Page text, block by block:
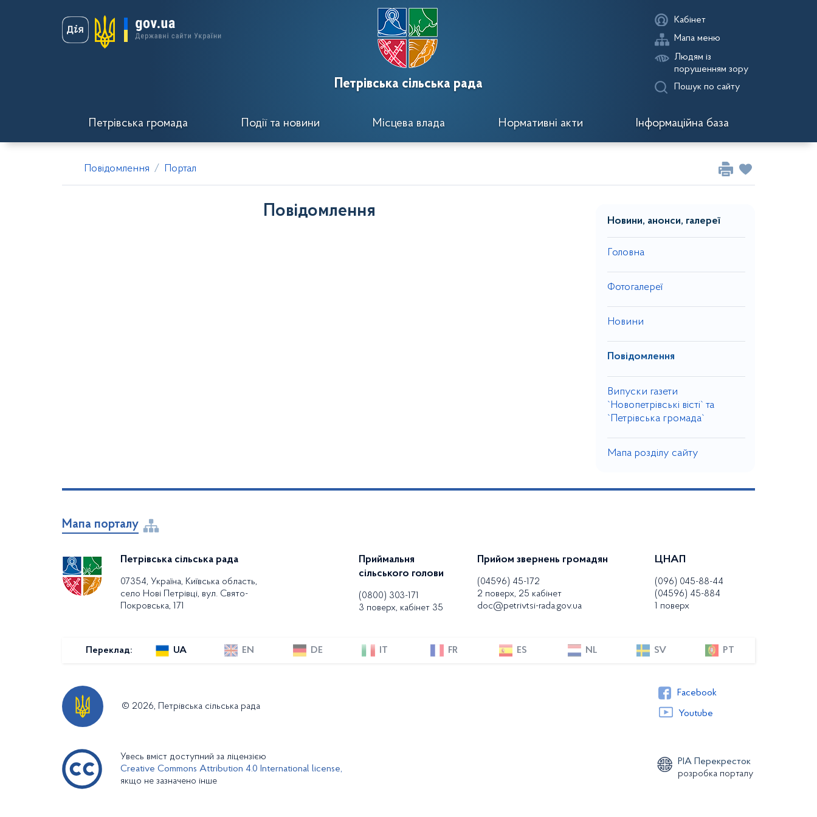
Петрівська сільська рада
Кабінет
Мапа меню
Людям із
порушенням зору
Пошук по сайту
Петрівська громада Події та новини Місцева влада Нормативні акти Інформаційна база
Повідомлення Портал
Повідомлення
Новини, анонси, галереї
Головна
Фотогалереї
Новини
Повідомлення
Випуски газети
`Новопетрівські вісті` та
`Петрівська громада`
Мапа розділу сайту
Мапа порталу
Петрівська сільська рада
07354, Україна, Київська область,
село Нові Петрівці, вул. Свято-
Покровська, 171
Приймальня
сільського голови
(0800) 303-171
3 поверх, кабінет 35
Прийом звернень громадян
(04596) 45-172
2 поверх, 25 кабінет
doc@petrivtsi-rada.gov.ua
ЦНАП
(096) 045-88-44
(04596) 45-884
1 поверх
Переклад: UA EN DE IT FR ES NL SV PT
© 2026, Петрівська сільська рада
Увесь вміст доступний за ліцензією
Creative Commons Attribution 4.0 International license,
якщо не зазначено інше
Facebook
Youtube
РІА Перекресток
розробка порталу